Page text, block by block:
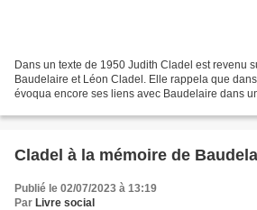
Dans un texte de 1950 Judith Cladel est revenu
Baudelaire et Léon Cladel. Elle rappela que
évoqua encore ses liens avec Baudelaire dans
Cladel à la mémoire de
Publié le 02/07/2023 à 13:19
Par Livre social